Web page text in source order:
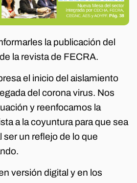
la publicación del
la revista de FECRA.
el inicio del aislamiento
del corona virus. Nos
y reenfocamos la
a la coyuntura para que sea
ser un reflejo de lo que
versión digital y en los